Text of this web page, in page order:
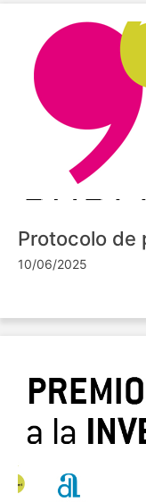
Protocolo de
10/06/2025